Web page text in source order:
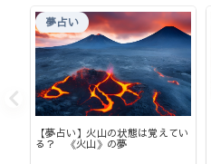
夢占い
【夢占い】火山の状態は覚えてい
る？ 《火山》の夢